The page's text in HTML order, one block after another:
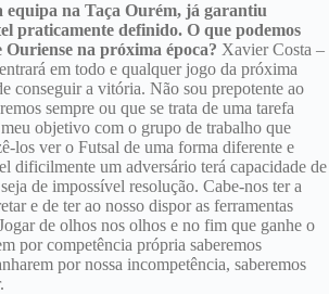
equipa na Taça Ourém, já garantiu
praticamente definido. O que podemos
na próxima época? Xavier Costa –
em todo e qualquer jogo da próxima
conseguir a vitória. Não sou prepotente ao
sempre ou que se trata de uma tarefa
meu objetivo com o grupo de trabalho que
los ver o Futsal de uma forma diferente e
dificilmente um adversário terá capacidade de
de impossível resolução. Cabe-nos ter a
e de ter ao nosso dispor as ferramentas
de olhos nos olhos e no fim que ganhe o
por competência própria saberemos
por nossa incompetência, saberemos